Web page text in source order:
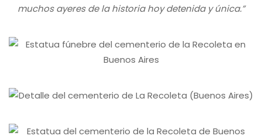
muchos ayeres de la historia hoy detenida y única.”